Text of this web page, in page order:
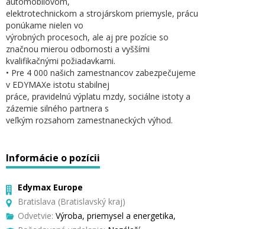
elektrotechnickom a strojárskom priemysle, prácu
ponúkame nielen vo
výrobných procesoch, ale aj pre pozície so
značnou mierou odbornosti a vyššími
kvalifikačnými požiadavkami.
• Pre 4 000 našich zamestnancov zabezpečujeme
v EDYMAXe istotu stabilnej
práce, pravidelnú výplatu mzdy, sociálne istoty a
zázemie silného partnera s
veľkým rozsahom zamestnaneckých výhod.
Informácie o pozícii
Edymax Europe
Bratislava (Bratislavský kraj)
Odvetvie: Výroba, priemysel a energetika,